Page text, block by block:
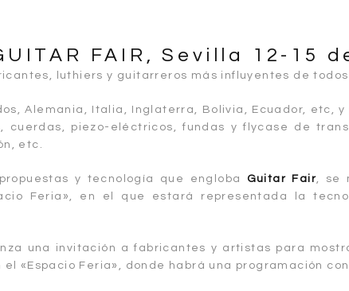
FAIR, Sevilla 12-15
luthiers y guitarreros más influyentes de todos
Alemania, Italia, Inglaterra, Bolivia, Ecuador, etc,
cuerdas, piezo-eléctricos, fundas y flycase de
etc.
y tecnología que engloba Guitar Fair, se
Feria», en el que estará representada la
una invitación a fabricantes y artistas para
el «Espacio Feria», donde habrá una programación